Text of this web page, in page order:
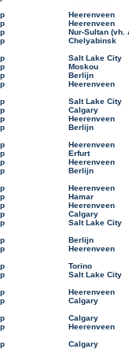
Heerenveen
Heerenveen
Nur-Sultan (vh.
Chelyabinsk
Salt Lake City
Moskou
Berlijn
Heerenveen
Salt Lake City
Calgary
Heerenveen
Berlijn
Heerenveen
Erfurt
Heerenveen
Berlijn
Heerenveen
Hamar
Heerenveen
Calgary
Salt Lake City
Berlijn
Heerenveen
Torino
Salt Lake City
Heerenveen
Calgary
Calgary
Heerenveen
Calgary